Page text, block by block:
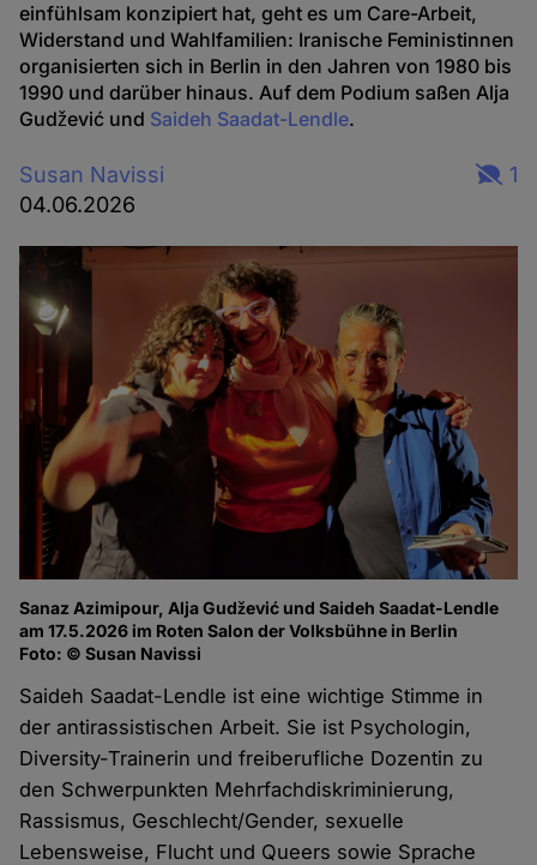
einfühlsam konzipiert hat, geht es um Care-Arbeit,
Widerstand und Wahlfamilien: Iranische Feministinnen
organisierten sich in Berlin in den Jahren von 1980 bis
1990 und darüber hinaus. Auf dem Podium saßen Alja
Gudžević und Saideh Saadat-Lendle.
Susan Navissi
04.06.2026
1
Sanaz Azimipour, Alja Gudžević und Saideh Saadat-Lendle
am 17.5.2026 im Roten Salon der Volksbühne in Berlin
Foto: © Susan Navissi
Saideh Saadat-Lendle ist eine wichtige Stimme in
der antirassistischen Arbeit. Sie ist Psychologin,
Diversity-Trainerin und freiberufliche Dozentin zu
den Schwerpunkten Mehrfachdiskriminierung,
Rassismus, Geschlecht/Gender, sexuelle
Lebensweise, Flucht und Queers sowie Sprache